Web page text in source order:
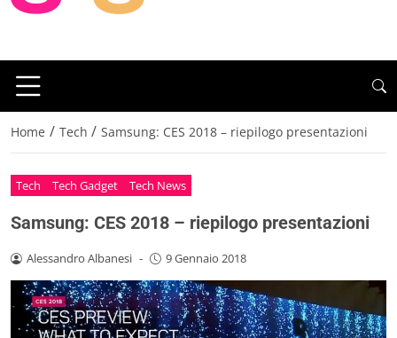
Home / Tech / Samsung: CES 2018 – riepilogo presentazioni
Tech Tech Gadget Tech News
Samsung: CES 2018 – riepilogo presentazioni
Alessandro Albanesi - 9 Gennaio 2018